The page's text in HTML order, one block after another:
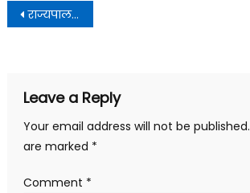
Post
navigation
राज्यपाल ने कहा कि हमारे भूतपूर्व सैनिक केवल सेना के ही नहीं, बल्कि पूरे राष्ट्र के आदर्श और प्रेरणा स्रोत हैं
Leave a Reply
Your email address will not be published.
are marked *
Comment *